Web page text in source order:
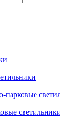
парковые
светильники